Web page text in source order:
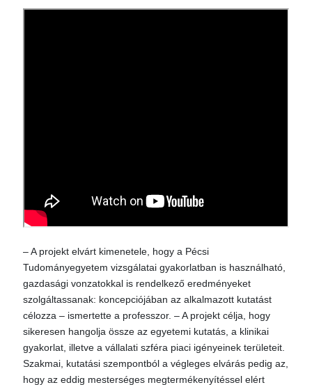
– A projekt elvárt kimenetele, hogy a Pécsi
Tudományegyetem vizsgálatai gyakorlatban is használható,
gazdasági vonzatokkal is rendelkező eredményeket
szolgáltassanak: koncepciójában az alkalmazott kutatást
célozza – ismertette a professzor. – A projekt célja, hogy
sikeresen hangolja össze az egyetemi kutatás, a klinikai
gyakorlat, illetve a vállalati szféra piaci igényeinek területeit.
Szakmai, kutatási szempontból a végleges elvárás pedig az,
hogy az eddig mesterséges megtermékenyítéssel elért